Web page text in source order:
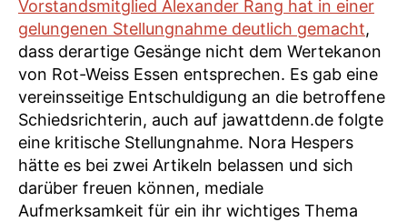
Vorstandsmitglied Alexander Rang hat in einer
gelungenen Stellungnahme deutlich gemacht,
dass derartige Gesänge nicht dem Wertekanon
von Rot-Weiss Essen entsprechen. Es gab eine
vereinsseitige Entschuldigung an die betroffene
Schiedsrichterin, auch auf jawattdenn.de folgte
eine kritische Stellungnahme. Nora Hespers
hätte es bei zwei Artikeln belassen und sich
darüber freuen können, mediale
Aufmerksamkeit für ein ihr wichtiges Thema